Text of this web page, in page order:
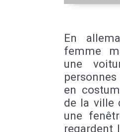
En
femme
une
en
de la ville
une
regardent